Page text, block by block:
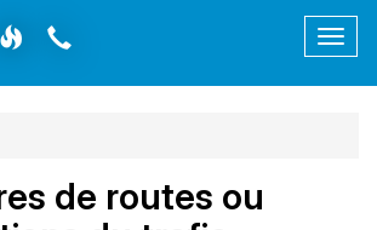
de routes ou